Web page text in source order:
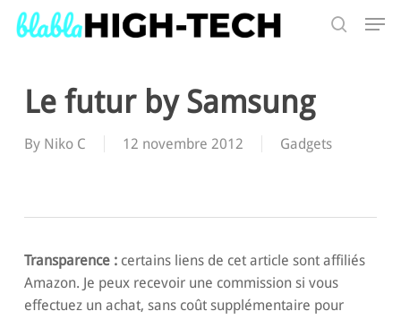
Skip
Le futur by Samsung
By Niko C 12 novembre 2012 Gadgets
Transparence :certains liens de cet article sont affiliés
Amazon. Je peux recevoir une commission si vous
effectuez un achat, sans coût supplémentaire pour